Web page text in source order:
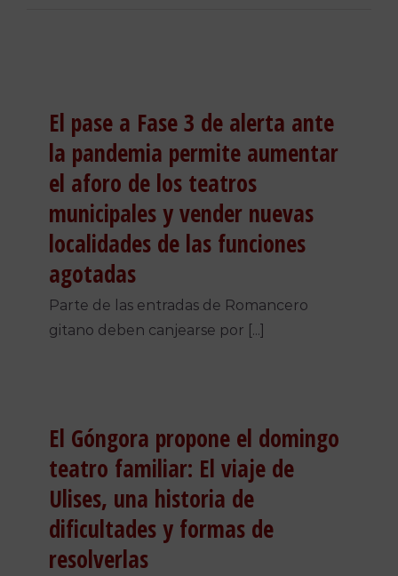
El pase a Fase 3 de alerta ante
la pandemia permite aumentar
el aforo de los teatros
municipales y vender nuevas
localidades de las funciones
agotadas
Parte de las entradas de Romancero
gitano deben canjearse por [...]
El Góngora propone el domingo
teatro familiar: El viaje de
Ulises, una historia de
dificultades y formas de
resolverlas